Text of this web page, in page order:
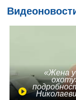
«Жена